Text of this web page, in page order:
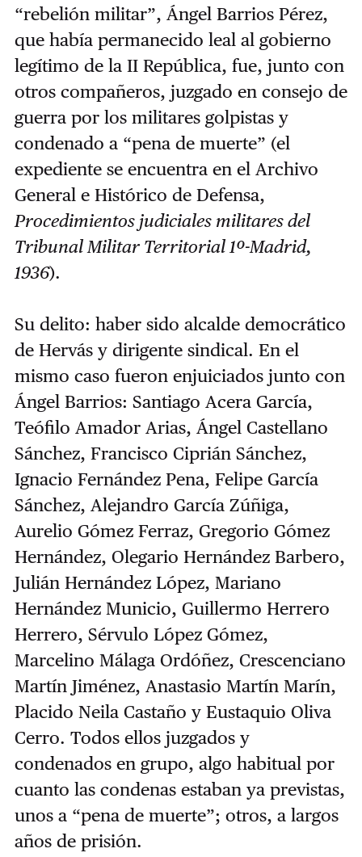
“rebelión militar”, Ángel Barrios Pérez,
que había permanecido leal al gobierno
legítimo de la II República, fue, junto con
otros compañeros, juzgado en consejo de
guerra por los militares golpistas y
condenado a “pena de muerte” (el
expediente se encuentra en el Archivo
General e Histórico de Defensa,
Procedimientos judiciales militares del
Tribunal Militar Territorial 1º-Madrid,
1936).
Su delito: haber sido alcalde democrático
de Hervás y dirigente sindical. En el
mismo caso fueron enjuiciados junto con
Ángel Barrios: Santiago Acera García,
Teófilo Amador Arias, Ángel Castellano
Sánchez, Francisco Ciprián Sánchez,
Ignacio Fernández Pena, Felipe García
Sánchez, Alejandro García Zúñiga,
Aurelio Gómez Ferraz, Gregorio Gómez
Hernández, Olegario Hernández Barbero,
Julián Hernández López, Mariano
Hernández Municio, Guillermo Herrero
Herrero, Sérvulo López Gómez,
Marcelino Málaga Ordóñez, Crescenciano
Martín Jiménez, Anastasio Martín Marín,
Placido Neila Castaño y Eustaquio Oliva
Cerro. Todos ellos juzgados y
condenados en grupo, algo habitual por
cuanto las condenas estaban ya previstas,
unos a “pena de muerte”; otros, a largos
años de prisión.